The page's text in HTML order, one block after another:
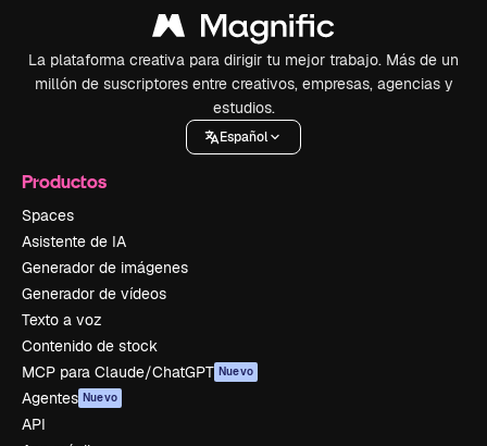
La plataforma creativa para dirigir tu mejor trabajo. Más de un
millón de suscriptores entre creativos, empresas, agencias y
estudios.
Español
Productos
Spaces
Asistente de IA
Generador de imágenes
Generador de vídeos
Texto a voz
Contenido de stock
MCP para Claude/ChatGPT Nuevo
Agentes Nuevo
API